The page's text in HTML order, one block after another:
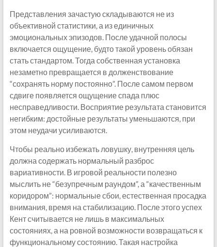
Представления зачастую складываются не из
объективной статистики, а из единичных
эмоциональных эпизодов. После удачной полосы
включается ощущение, будто такой уровень обязан
стать стандартом. Тогда собственная установка
незаметно превращается в долженствование
“сохранять норму постоянно”. После самом первом
сдвиге появляется ощущение спада плюс
несправедливости. Восприятие результата становится
негибким: достойные результаты уменьшаются, при
этом неудачи усиливаются.
Чтобы реально избежать ловушку, внутренняя цель
должна содержать нормальный разброс
вариативности. В игровой реальности полезно
мыслить не “безупречным раундом”, а “качественным
коридором”: нормальные сбои, естественная просадка
внимания, время на стабилизацию. После этого успех
Кент считывается не лишь в максимальных
состояниях, а на ровной возможности возвращаться к
функциональному состоянию. Такая настройка